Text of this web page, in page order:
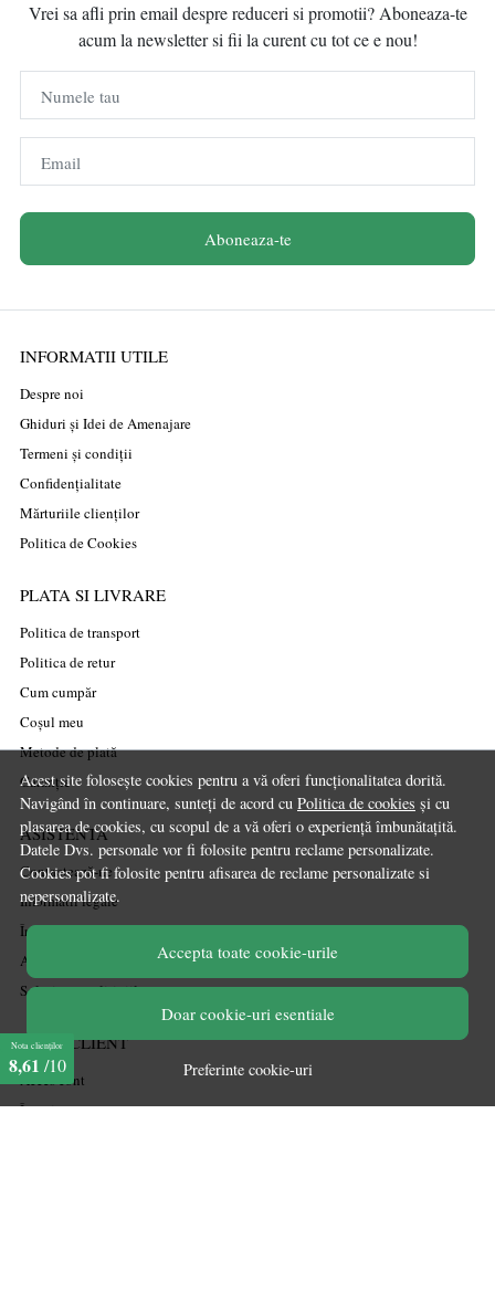
Acest site folosește cookies pentru a vă oferi funcționalitatea dorită.
Navigând în continuare, sunteți de acord cu Politica de cookies și cu
plasarea de cookies, cu scopul de a vă oferi o experiență îmbunătațită.
Datele Dvs. personale vor fi folosite pentru reclame personalizate.
Cookies pot fi folosite pentru afisarea de reclame personalizate si
nepersonalizate.
Accepta toate cookie-urile
Doar cookie-uri esentiale
Preferinte cookie-uri
Vrei sa afli prin email despre reduceri si promotii? Aboneaza-te
acum la newsletter si fii la curent cu tot ce e nou!
Numele tau
Email
Aboneaza-te
INFORMATII UTILE
Despre noi
Ghiduri și Idei de Amenajare
Termeni și condiții
Confidențialitate
Mărturiile clienților
Politica de Cookies
PLATA SI LIVRARE
Politica de transport
Politica de retur
Cum cumpăr
Coșul meu
Metode de plată
Garanție
ASISTENTA
Contactează-ne
Informatii legale
Întrebări frecvente
ANPC
Soluționarea litigiilor
CONT CLIENT
Acces cont
Înregistrare
Nota clienților
8,61 /10